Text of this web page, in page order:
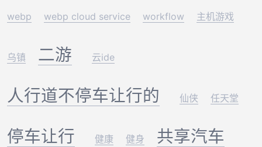
webp webp cloud service workflow 主机游戏
乌镇 二游 云ide
人行道不停车让行的 仙侠 任天堂
停车让行 健康 健身 共享汽车